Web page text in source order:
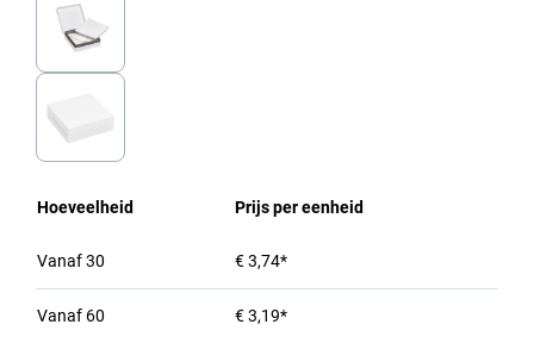
Hoeveelheid Prijs per eenheid
Vanaf30 € 3,74*
Vanaf 60 € 3,19*